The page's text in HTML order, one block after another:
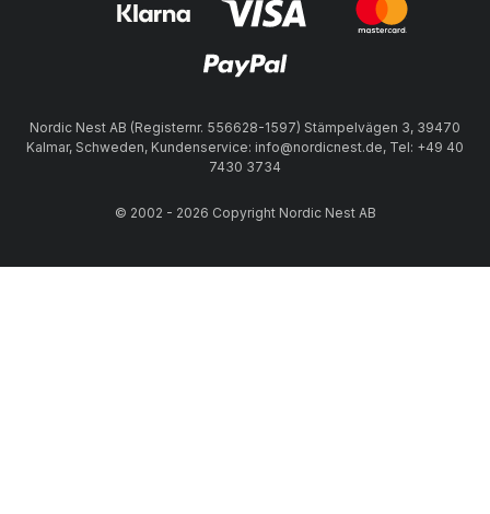
Nordic Nest AB (Registernr. 556628-1597) Stämpelvägen 3, 39470
Kalmar, Schweden, Kundenservice: info@nordicnest.de, Tel: +49 40
7430 3734
© 2002 - 2026 Copyright Nordic Nest AB